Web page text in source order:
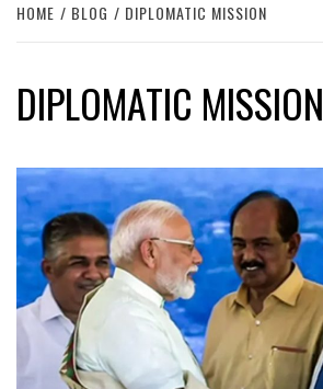
HOME BLOG DIPLOMATIC MISSION
DIPLOMATIC MISSION